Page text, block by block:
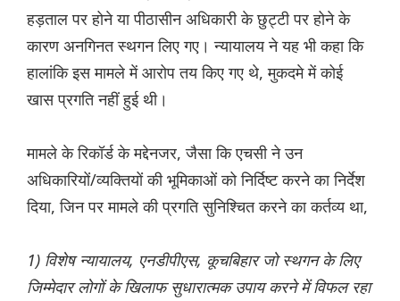
हड़ताल पर होने या पीठासीन अधिकारी के छुट्टी पर होने के
कारण अनगिनत स्थगन लिए गए। न्यायालय ने यह भी कहा कि
हालांकि इस मामले में आरोप तय किए गए थे, मुकदमे में कोई
खास प्रगति नहीं हुई थी।
मामले के रिकॉर्ड के मद्देनजर, जैसा कि एचसी ने उन
अधिकारियों/व्यक्तियों की भूमिकाओं को निर्दिष्ट करने का‌ निर्देश‌
दिया, जिन पर मामले की प्रगति सुनिश्चित करने का कर्तव्य था,
1) विशेष न्यायालय, एनडीपीएस, कूचबिहार जो स्थगन के लिए
जिम्मेदार लोगों के खिलाफ सुधारात्मक उपाय करने में विफल रहा